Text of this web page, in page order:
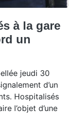
à la gare
un
jeudi 30
d’un
Hospitalisés
l’objet d’une